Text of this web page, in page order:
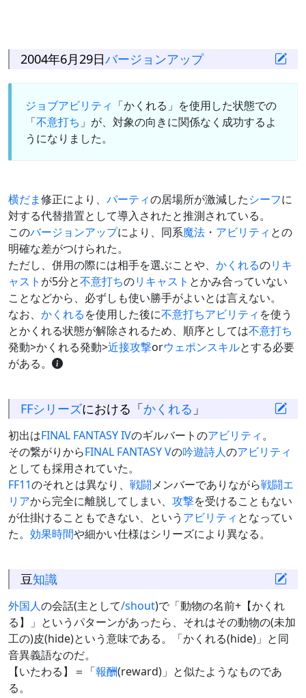
2004年6月29日バージョンアップ
ジョブアビリティ 「かくれる」を使用した状態での
「不意打ち 」が、対象の向きに関係なく成功するよ
うになりました。
横だま修正により、 パーティの居場所が激減したシーフに
対する代替措置として導入されたと推測されている。
このバージョンアップにより、同系魔法 ・ アビリティ との
明確な差がつけられた。
ただし、併用の際には相手を選ぶことや、 かくれるのリキ
ャスト が5分と不意打ちのリキャスト とかみ合っていない
ことなどから、必ずしも使い勝手がよいとは言えない。
なお、 かくれるを使用した後に不意打ちアビリティ を使う
とかくれる状態が解除されるため、順序としては不意打ち
発動>かくれる発動>近接攻撃orウェポンスキルとする必要
がある。
FFシリーズにおける「かくれる 」
初出はFINAL FANTASY IVのギルバートのアビリティ。
その繋がりからFINAL FANTASY Vの吟遊詩人のアビリティ
としても採用されていた。
FF11のそれとは異なり、 戦闘メンバーでありながら戦闘エ
リアから完全に離脱してしまい、 攻撃を受けることもない
が仕掛けることもできない、という アビリティ となってい
た。 効果時間や細かい仕様はシリーズにより異なる。
豆知識
外国人の会話(主として/shout)で「動物の名前+【かくれ
る】」というパターンがあったら、それはその動物の(未加
工の)皮(hide)という意味である。「かくれる(hide)」と同
音異義語なのだ。
【いたわる】＝「報酬(reward)」と似たようなものであ
る。